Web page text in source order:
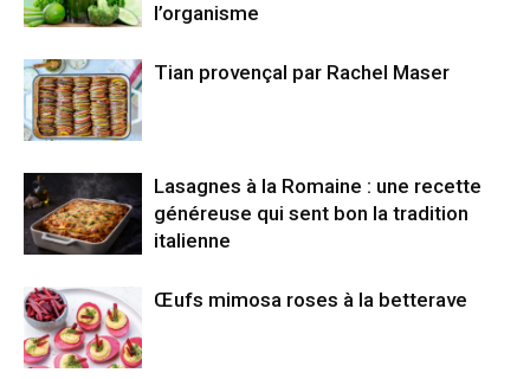
l’organisme
Tian provençal par Rachel Maser
Lasagnes à la Romaine : une recette
généreuse qui sent bon la tradition
italienne
Œufs mimosa roses à la betterave